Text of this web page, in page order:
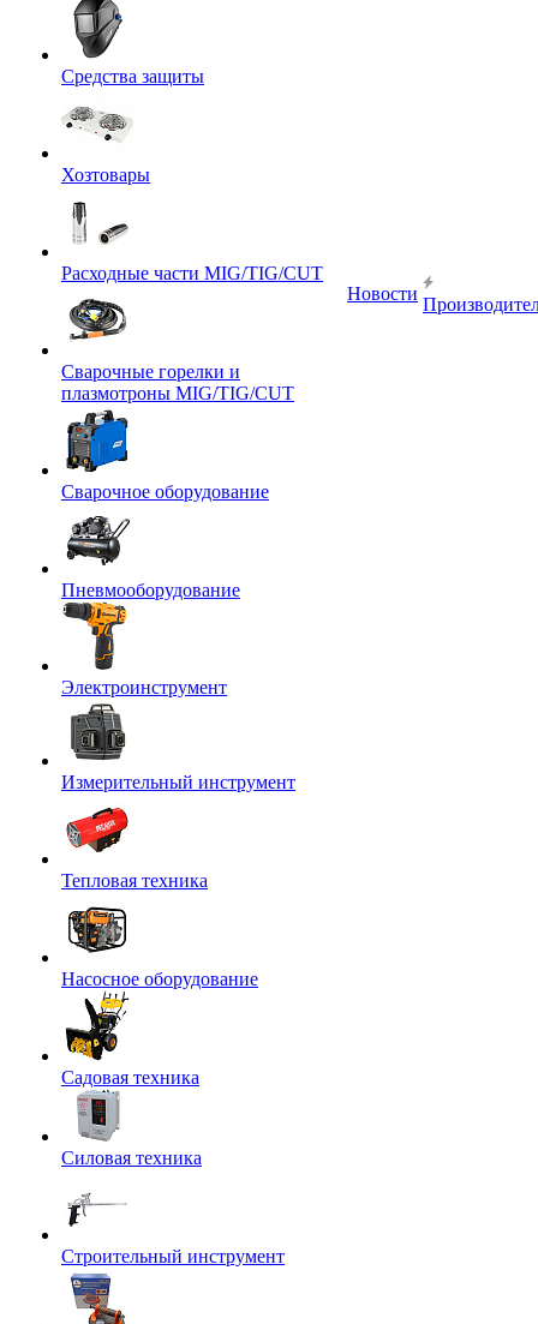
Средства защиты
Хозтовары
Расходные части MIG/TIG/CUT
Сварочные горелки и
плазмотроны MIG/TIG/CUT
Сварочное оборудование
Пневмооборудование
Электроинструмент
Измерительный инструмент
Тепловая техника
Насосное оборудование
Садовая техника
Силовая техника
Строительный инструмент
Новости